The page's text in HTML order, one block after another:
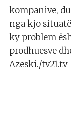
kompanive,
nga kjo
ky problem
prodhuesve
Azeski./tv21.tv